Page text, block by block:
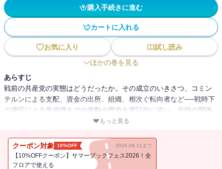
購入手続きに進む
カートに入れる
お気に入り
試し読み
ほかの巻を見る
あらすじ
戦前の共産党の実態はどうだったか。その成立のいきさつ、コミン
テルンによる支配、資金の出所、組織、相次ぐ転向者など──戦時下
の弾圧による党崩壊までの激動の歴史を実証的に追い、当時の関係
者の証言を記録する。理論や主張としてではなく、生きた人間研究
もっと見る
クーポン対象 10%OFF 2026.08.11まで
【10%OFFクーポン】サマーブックフェス2026！全
フロアで使える